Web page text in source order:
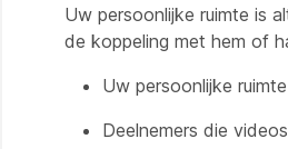
Uw persoonlijke ruimte is
de koppeling met hem of
Uw persoonlijke
Deelnemers die